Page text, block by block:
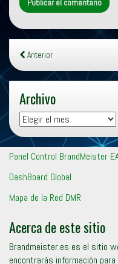
Anterior
Archivo
Archivo
Panel Control BrandMeister
DashBoard Global
Mapa de la Red DMR
Acerca de este sitio
Brandmeister.es es el sitio
encontrarás información